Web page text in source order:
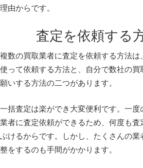
理由からです。
査定を依頼する
複数の買取業者に査定を依頼する方法は
使って依頼する方法と、自分で数社の買
願いする方法の二つがあります。
一括査定は楽ができ大変便利です。一度
業者に査定依頼ができるため、何度も査
ぶけるからです。しかし、たくさんの業
整をするのも手間がかかります。